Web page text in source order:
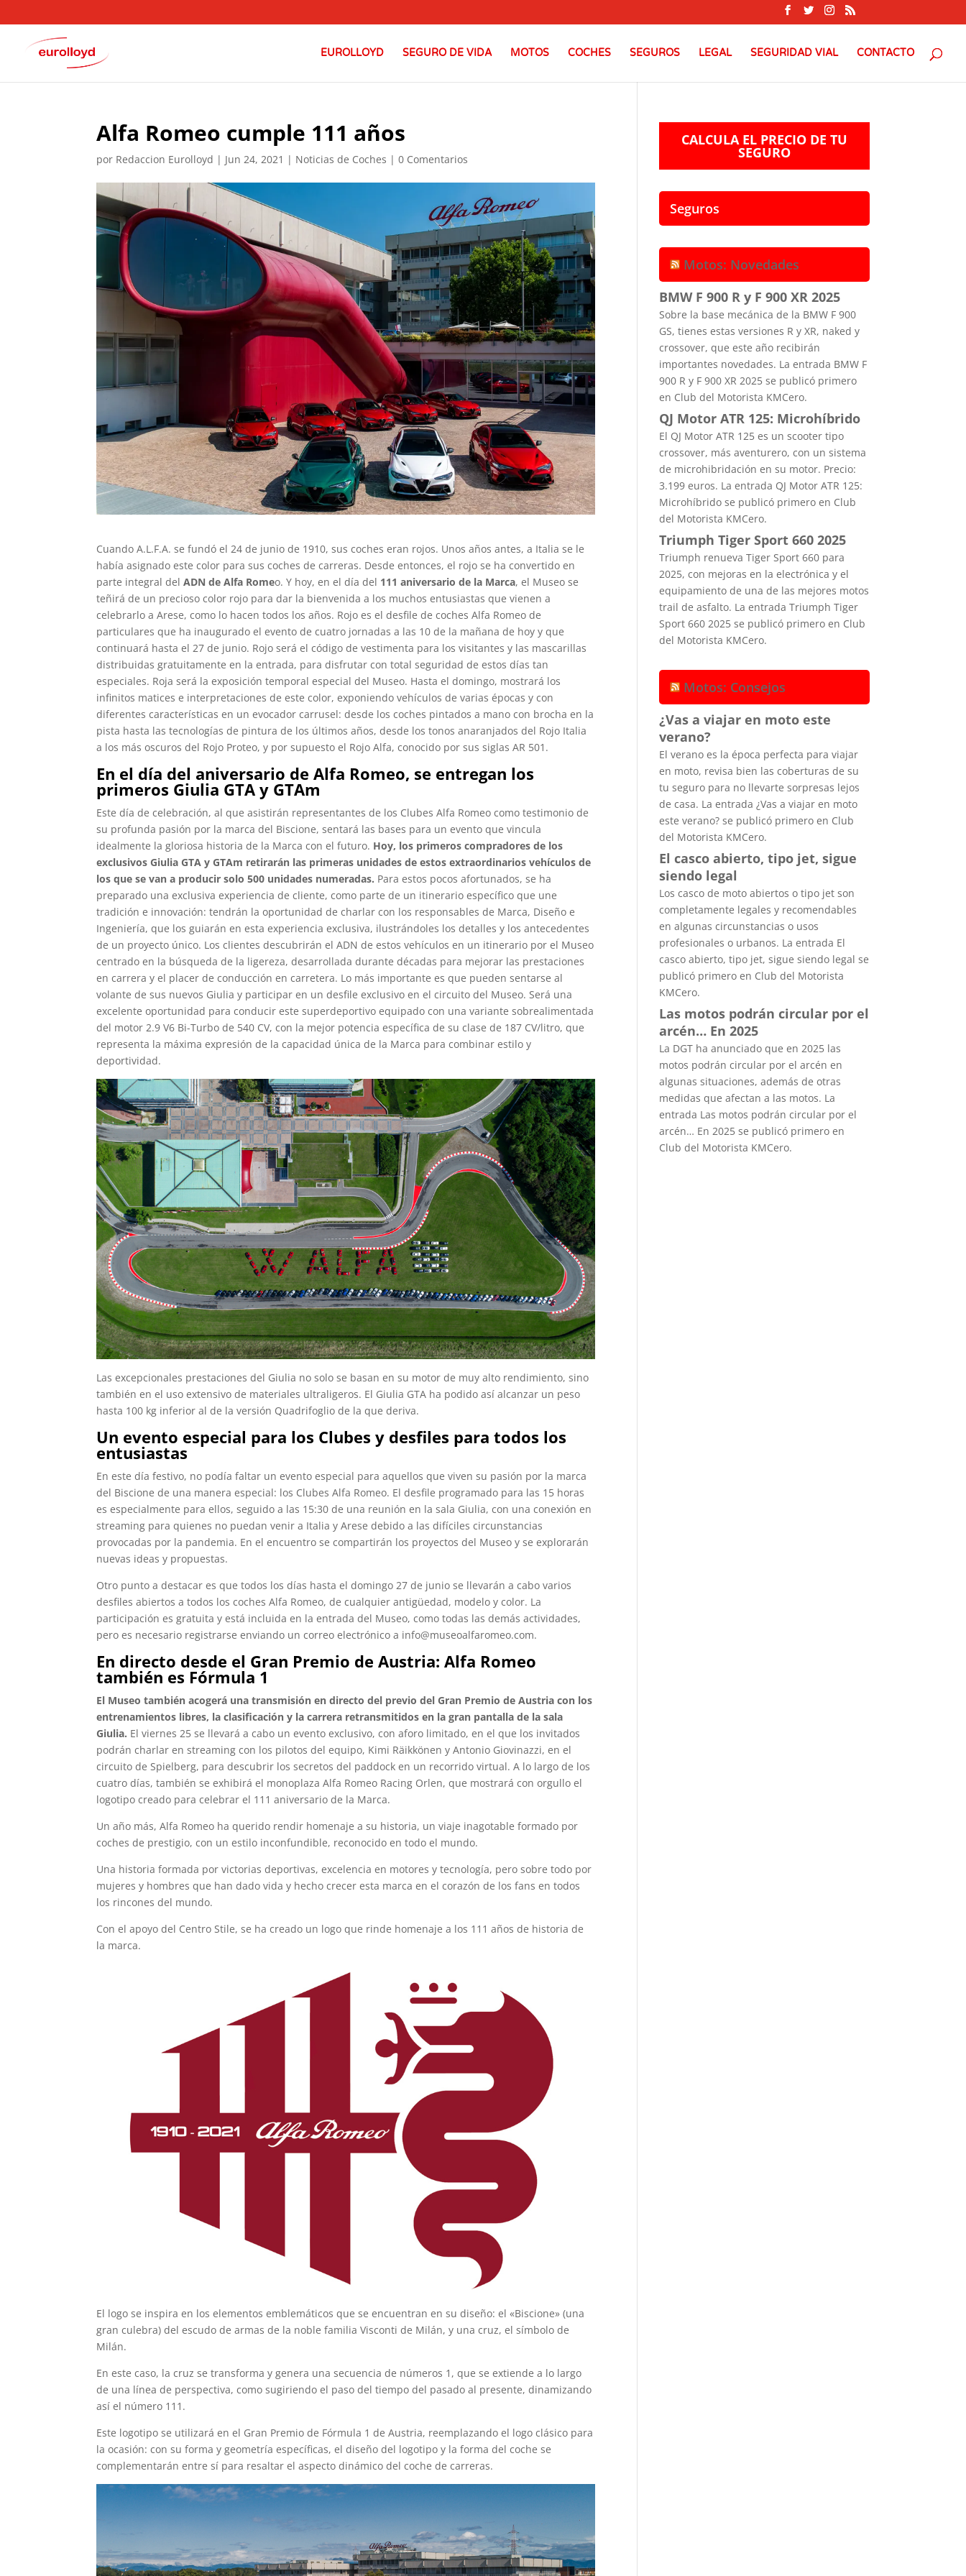
EUROLLOYD SEGURO DE VIDA MOTOS COCHES SEGUROS LEGAL SEGURIDAD VIAL CONTACTO
Alfa Romeo cumple 111 años
por Redaccion Eurolloyd | Jun 24, 2021 | Noticias de Coches |0 Comentarios
Cuando A.L.F.A. se fundó el 24 de junio de 1910, sus coches eran rojos. Unos años antes, a Italia se le
había asignado este color para sus coches de carreras. Desde entonces, el rojo se ha convertido en
parte integral delADN de Alfa Romeo. Y hoy, en el día del 111 aniversario de la Marca, el Museo se
teñirá de un precioso color rojo para dar la bienvenida a los muchos entusiastas que vienen a
celebrarlo a Arese, como lo hacen todos los años. Rojo es el desfile de coches Alfa Romeo de
particulares que ha inaugurado el evento de cuatro jornadas a las 10 de la mañana de hoy y que
continuará hasta el 27 de junio. Rojo será el código de vestimenta para los visitantes y las mascarillas
distribuidas gratuitamente en la entrada, para disfrutar con total seguridad de estos días tan
especiales. Roja será la exposición temporal especial del Museo. Hasta el domingo, mostrará los
infinitos matices e interpretaciones de este color, exponiendo vehículos de varias épocas y con
diferentes características en un evocador carrusel: desde los coches pintados a mano con brocha en la
pista hasta las tecnologías de pintura de los últimos años, desde los tonos anaranjados del Rojo Italia
a los más oscuros del Rojo Proteo, y por supuesto el Rojo Alfa, conocido por sus siglas AR 501.
En el día del aniversario de Alfa Romeo, se entregan los
primeros Giulia GTA y GTAm
Este día de celebración, al que asistirán representantes de los Clubes Alfa Romeo como testimonio de
su profunda pasión por la marca del Biscione, sentará las bases para un evento que vincula
idealmente la gloriosa historia de la Marca con el futuro. Hoy, los primeros compradores de los
exclusivos Giulia GTA y GTAm retirarán las primeras unidades de estos extraordinarios vehículos de
los que se van a producir solo 500 unidades numeradas. Para estos pocos afortunados, se ha
preparado una exclusiva experiencia de cliente, como parte de un itinerario específico que une
tradición e innovación: tendrán la oportunidad de charlar con los responsables de Marca, Diseño e
Ingeniería, que los guiarán en esta experiencia exclusiva, ilustrándoles los detalles y los antecedentes
de un proyecto único. Los clientes descubrirán el ADN de estos vehículos en un itinerario por el Museo
centrado en la búsqueda de la ligereza, desarrollada durante décadas para mejorar las prestaciones
en carrera y el placer de conducción en carretera. Lo más importante es que pueden sentarse al
volante de sus nuevos Giulia y participar en un desfile exclusivo en el circuito del Museo. Será una
excelente oportunidad para conducir este superdeportivo equipado con una variante sobrealimentada
del motor 2.9 V6 Bi-Turbo de 540 CV, con la mejor potencia específica de su clase de 187 CV/litro, que
representa la máxima expresión de la capacidad única de la Marca para combinar estilo y
deportividad.
Las excepcionales prestaciones del Giulia no solo se basan en su motor de muy alto rendimiento, sino
también en el uso extensivo de materiales ultraligeros. El Giulia GTA ha podido así alcanzar un peso
hasta 100 kg inferior al de la versión Quadrifoglio de la que deriva.
Un evento especial para los Clubes y desfiles para todos los
entusiastas
En este día festivo, no podía faltar un evento especial para aquellos que viven su pasión por la marca
del Biscione de una manera especial: los Clubes Alfa Romeo. El desfile programado para las 15 horas
es especialmente para ellos, seguido a las 15:30 de una reunión en la sala Giulia, con una conexión en
streaming para quienes no puedan venir a Italia y Arese debido a las difíciles circunstancias
provocadas por la pandemia. En el encuentro se compartirán los proyectos del Museo y se explorarán
nuevas ideas y propuestas.
Otro punto a destacar es que todos los días hasta el domingo 27 de junio se llevarán a cabo varios
desfiles abiertos a todos los coches Alfa Romeo, de cualquier antigüedad, modelo y color. La
participación es gratuita y está incluida en la entrada del Museo, como todas las demás actividades,
pero es necesario registrarse enviando un correo electrónico a info@museoalfaromeo.com.
En directo desde el Gran Premio de Austria: Alfa Romeo
también es Fórmula 1
El Museo también acogerá una transmisión en directo del previo del Gran Premio de Austria con los
entrenamientos libres, la clasificación y la carrera retransmitidos en la gran pantalla de la sala
Giulia. El viernes 25 se llevará a cabo un evento exclusivo, con aforo limitado, en el que los invitados
podrán charlar en streaming con los pilotos del equipo, Kimi Räikkönen y Antonio Giovinazzi, en el
circuito de Spielberg, para descubrir los secretos del paddock en un recorrido virtual. A lo largo de los
cuatro días, también se exhibirá el monoplaza Alfa Romeo Racing Orlen, que mostrará con orgullo el
logotipo creado para celebrar el 111 aniversario de la Marca.
Un año más, Alfa Romeo ha querido rendir homenaje a su historia, un viaje inagotable formado por
coches de prestigio, con un estilo inconfundible, reconocido en todo el mundo.
Una historia formada por victorias deportivas, excelencia en motores y tecnología, pero sobre todo por
mujeres y hombres que han dado vida y hecho crecer esta marca en el corazón de los fans en todos
los rincones del mundo.
Con el apoyo del Centro Stile, se ha creado un logo que rinde homenaje a los 111 años de historia de
la marca.
El logo se inspira en los elementos emblemáticos que se encuentran en su diseño: el «Biscione» (una
gran culebra) del escudo de armas de la noble familia Visconti de Milán, y una cruz, el símbolo de
Milán.
En este caso, la cruz se transforma y genera una secuencia de números 1, que se extiende a lo largo
de una línea de perspectiva, como sugiriendo el paso del tiempo del pasado al presente, dinamizando
así el número 111.
Este logotipo se utilizará en el Gran Premio de Fórmula 1 de Austria, reemplazando el logo clásico para
la ocasión: con su forma y geometría específicas, el diseño del logotipo y la forma del coche se
complementarán entre sí para resaltar el aspecto dinámico del coche de carreras.
CALCULA EL PRECIO DE TU
SEGURO
Seguros
Motos: Novedades
BMW F 900 R y F 900 XR 2025
Sobre la base mecánica de la BMW F 900
GS, tienes estas versiones R y XR, naked y
crossover, que este año recibirán
importantes novedades. La entrada BMW F
900 R y F 900 XR 2025 se publicó primero
en Club del Motorista KMCero.
QJ Motor ATR 125: Microhíbrido
El QJ Motor ATR 125 es un scooter tipo
crossover, más aventurero, con un sistema
de microhibridación en su motor. Precio:
3.199 euros. La entrada QJ Motor ATR 125:
Microhíbrido se publicó primero en Club
del Motorista KMCero.
Triumph Tiger Sport 660 2025
Triumph renueva Tiger Sport 660 para
2025, con mejoras en la electrónica y el
equipamiento de una de las mejores motos
trail de asfalto. La entrada Triumph Tiger
Sport 660 2025 se publicó primero en Club
del Motorista KMCero.
Motos: Consejos
¿Vas a viajar en moto este
verano?
El verano es la época perfecta para viajar
en moto, revisa bien las coberturas de su
tu seguro para no llevarte sorpresas lejos
de casa. La entrada ¿Vas a viajar en moto
este verano? se publicó primero en Club
del Motorista KMCero.
El casco abierto, tipo jet, sigue
siendo legal
Los casco de moto abiertos o tipo jet son
completamente legales y recomendables
en algunas circunstancias o usos
profesionales o urbanos. La entrada El
casco abierto, tipo jet, sigue siendo legal se
publicó primero en Club del Motorista
KMCero.
Las motos podrán circular por el
arcén… En 2025
La DGT ha anunciado que en 2025 las
motos podrán circular por el arcén en
algunas situaciones, además de otras
medidas que afectan a las motos. La
entrada Las motos podrán circular por el
arcén… En 2025 se publicó primero en
Club del Motorista KMCero.